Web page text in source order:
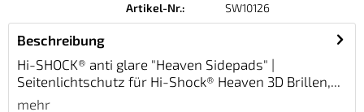
Artikel-Nr.:
SW10126
Beschreibung
Hi-SHOCK® anti glare "Heaven Sidepads" |
Seitenlichtschutz für Hi-Shock® Heaven 3D Brillen,...
mehr